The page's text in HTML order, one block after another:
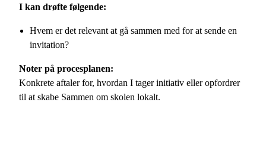
I kan drøfte følgende:
Hvem er det relevant at gå sammen med for at sende en
invitation?
Noter på procesplanen:
Konkrete aftaler for, hvordan I tager initiativ eller opfordrer
til at skabe Sammen om skolen lokalt.